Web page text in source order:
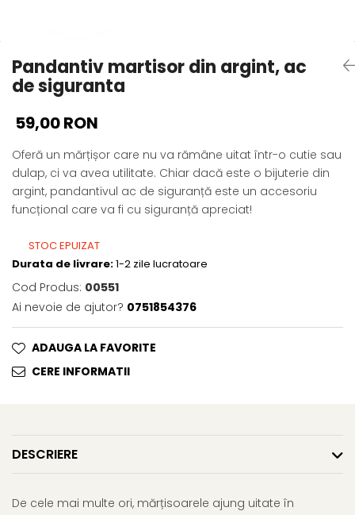
Pandantiv martisor din argint, ac
de siguranta
59,00 RON
Oferă un mărțișor care nu va rămâne uitat într-o cutie sau
dulap, ci va avea utilitate. Chiar dacă este o bijuterie din
argint, pandantivul ac de siguranță este un accesoriu
funcțional care va fi cu siguranță apreciat!
STOC EPUIZAT
Durata de livrare:1-2 zile lucratoare
Cod Produs: 00551
Ai nevoie de ajutor? 0751854376
ADAUGA LA FAVORITE
CERE INFORMATII
DESCRIERE
De cele mai multe ori, mărțisoarele ajung uitate în